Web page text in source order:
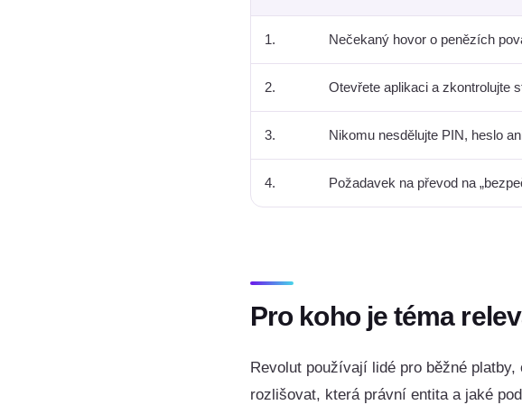
1. Nečekaný hovor o penězích
2. Otevřete aplikaci a zkontrolujte
3. Nikomu nesdělujte PIN, heslo
4. Požadavek na převod na
Pro koho je téma
Revolut používají lidé pro běžné
rozlišovat, která právní entita a jaké